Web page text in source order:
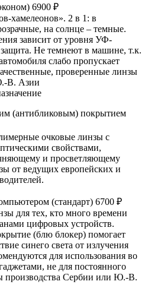
6900 ₽
хамелеонов». 2 в 1: в
на солнце – темные.
зависит от уровня УФ-
Не темнеют в машине, т.к.
слабо пропускает
проверенные линзы
В. Азии
(антибликовым) покрытием
очковые линзы с
свойствами,
и просветляющему
от ведущих европейских и
(стандарт) 6700 ₽
для тех, кто много времени
цифровых устройств.
(блю блокер) помогает
синего света от излучения
для использования во
не для постоянного
производства Сербии или Ю.-В.